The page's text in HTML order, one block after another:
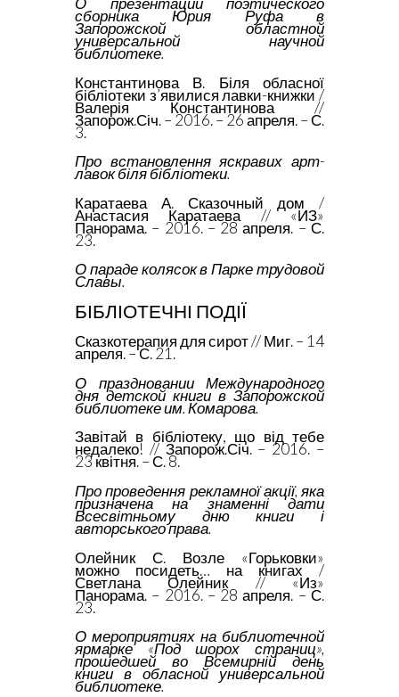
сборника Юрия Руфа в
Запорожской областной
универсальной научной
библиотеке.
Константинова В. Біля обласної
бібліотеки з’явилися лавки-книжки /
Валерія Константинова //
Запорож.Січ. – 2016. – 26 апреля. – С.
3.
Про встановлення яскравих арт-
лавок біля бібліотеки.
Каратаева А. Сказочный дом /
Анастасия Каратаева // «ИЗ»
Панорама. – 2016. – 28 апреля. – С.
23.
О параде колясок в Парке трудовой
Славы.
БІБЛІОТЕЧНІ ПОДІЇ
Сказкотерапия для сирот // Миг. – 14
апреля. – С. 21.
О праздновании Международного
дня детской книги в Запорожской
библиотеке им. Комарова.
Завітай в бібліотеку, що від тебе
недалеко! // Запорож.Січ. – 2016. –
23 квітня. – С. 8.
Про проведення рекламної акції, яка
призначена на знаменні дати
Всесвітньому дню книги і
авторського права.
Олейник С. Возле «Горьковки»
можно посидеть… на книгах /
Светлана Олейник // «Из»
Панорама. – 2016. – 28 апреля. – С.
23.
О мероприятиях на библиотечной
ярмарке «Под шорох страниц»,
прошедшей во Всемирній день
книги в обласной универсальной
библиотеке.